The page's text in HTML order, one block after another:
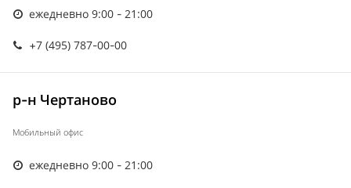
ежедневно 9:00 - 21:00
+7 (495) 787-00-00
р-н Чертаново
Мобильный офис
ежедневно 9:00 - 21:00